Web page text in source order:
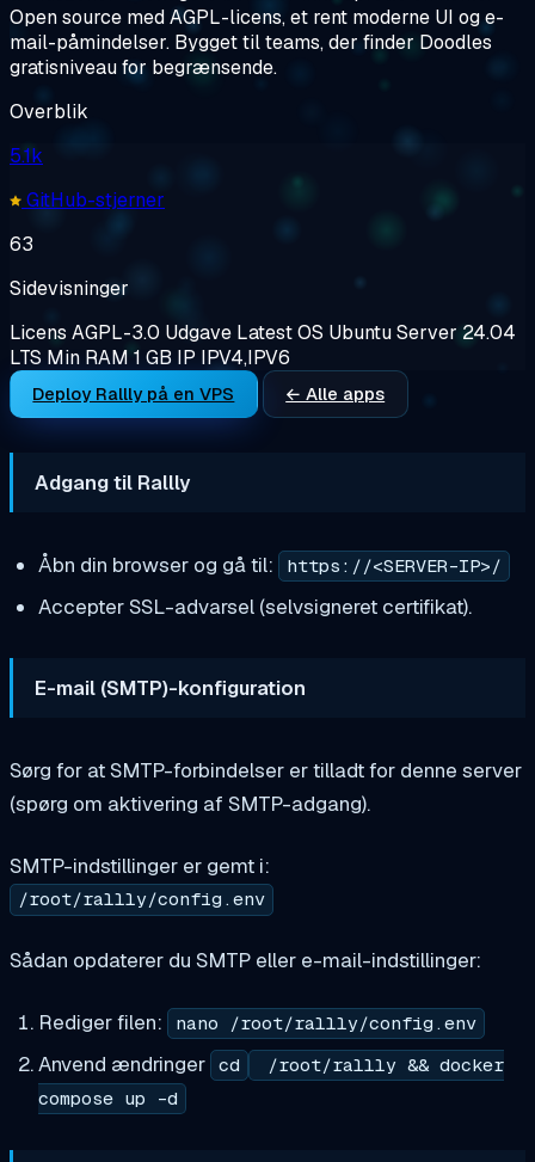
Open source med AGPL-licens, et rent moderne UI og e-
mail-påmindelser. Bygget til teams, der finder Doodles
gratisniveau for begrænsende.
Overblik
5.1k
GitHub-stjerner
63
Sidevisninger
Licens AGPL-3.0 Udgave LatestOS Ubuntu Server 24.04
LTS Min RAM 1 GB IP IPV4,IPV6
Deploy Rallly på en VPS ← Alle apps
Adgang til Rallly
Åbn din browser og gå til: https://<SERVER-IP>/
Accepter SSL-advarsel (selvsigneret certifikat).
E-mail (SMTP)-konfiguration
Sørg for at SMTP-forbindelser er tilladt for denne server
(spørg om aktivering af SMTP-adgang).
SMTP-indstillinger er gemt i:
/root/rallly/config.env
Sådan opdaterer du SMTP eller e-mail-indstillinger:
Rediger filen: nano /root/rallly/config.env
Anvend ændringer cd
/root/rallly && docker
compose up -d